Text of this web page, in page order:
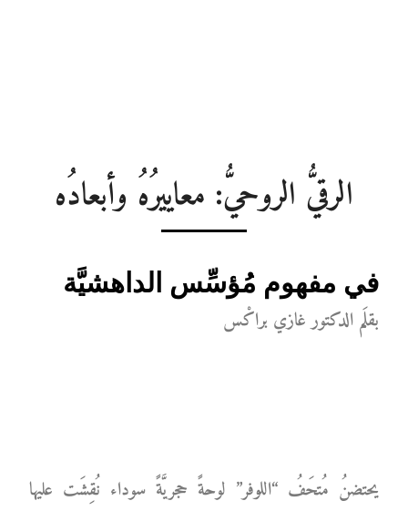
الرقيُّ الروحيُّ: معاييرُهُ وأبعادُه
في مفهوم مُؤسِّس الداهشيَّة
بقلَم الدكتور غازي براكْس
يحتضنُ مُتحَفُ “اللوفر” لوحةً حجريَّةً سوداء نُقِشَت عليها